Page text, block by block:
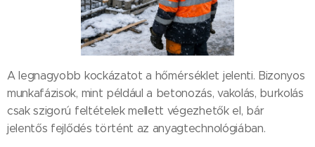
A legnagyobb kockázatot a hőmérséklet jelenti. Bizonyos
munkafázisok, mint például a betonozás, vakolás, burkolás
csak szigorú feltételek mellett végezhetők el, bár
jelentős fejlődés történt az anyagtechnológiában.